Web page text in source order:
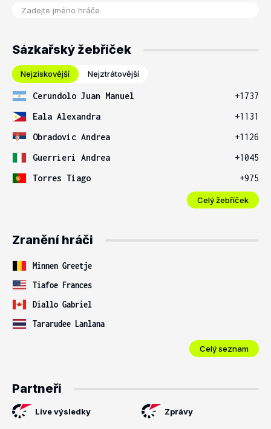
Sázkařský žebříček
Nejziskovější Nejztrátovější
Cerundolo Juan Manuel
+1737
Eala Alexandra
+1131
Obradovic Andrea
+1126
Guerrieri Andrea
+1045
Torres Tiago
+975
Celý žebříček
Zranění hráči
Minnen Greetje
Tiafoe Frances
Diallo Gabriel
Tararudee Lanlana
Celý seznam
Partneři
Live výsledky Zprávy